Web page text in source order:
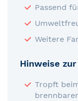
Passend
Weitere
Hinweise
Tropft